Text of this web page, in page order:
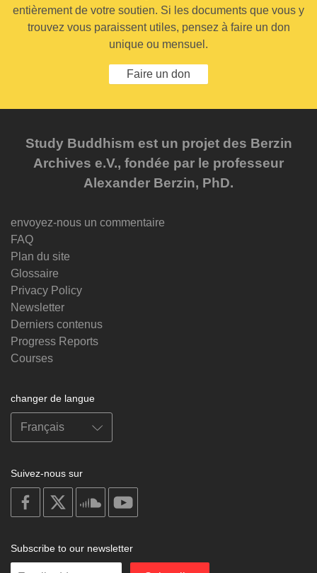
entièrement de votre soutien. Si les documents que vous y
trouvez vous paraissent utiles, pensez à faire un don
unique ou mensuel.
Faire un don
Study Buddhism est un projet des Berzin
Archives e.V., fondée par le professeur
Alexander Berzin, PhD.
envoyez-nous un commentaire
FAQ
Plan du site
Glossaire
Privacy Policy
Newsletter
Derniers contenus
Progress Reports
Courses
changer de langue
Suivez-nous sur
on
facebook
soundcloud
Subscribe to our newsletter
Enter